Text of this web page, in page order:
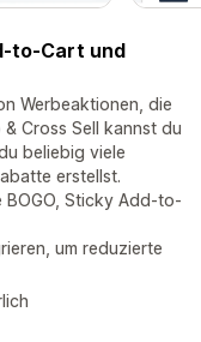
to-Cart und
Werbeaktionen, die
Cross Sell kannst du
beliebig viele
erstellst.
BOGO, Sticky Add-to-
um reduzierte